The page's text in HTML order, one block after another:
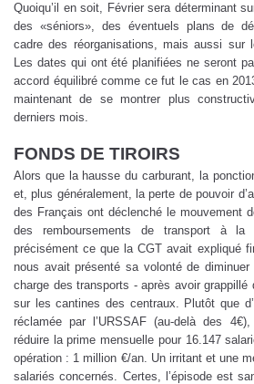
Quoiqu’il en soit, Février sera déterminant
des «séniors», des éventuels plans de
cadre des réorganisations, mais aussi sur
Les dates qui ont été planifiées ne seront
accord équilibré comme ce fut le cas en
maintenant de se montrer plus
derniers mois.
FONDS DE TIROIRS
Alors que la hausse du carburant, la
et, plus généralement, la perte de pouvoir
des Français ont déclenché le mouvement
des remboursements de transport à la
précisément ce que la CGT avait expliqué
nous avait présenté sa volonté de
charge des transports - après avoir grappillé
sur les cantines des centraux. Plutôt que
réclamée par l’URSSAF (au-delà des
réduire la prime mensuelle pour 16.147
opération : 1 million €/an. Un irritant et une
salariés concernés. Certes, l’épisode est